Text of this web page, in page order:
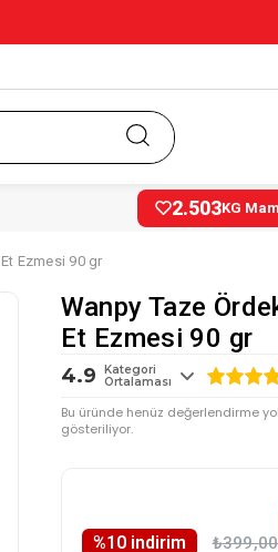
2.503KG
Ezmesi 90 gr
Wanpy Taze
Et Ezmesi 90 gr
4.9
Kategori
Ortalaması
Bu üründe henüz değerlendirme
gösteriliyor.
%10 i̇ndirim ₺399,00